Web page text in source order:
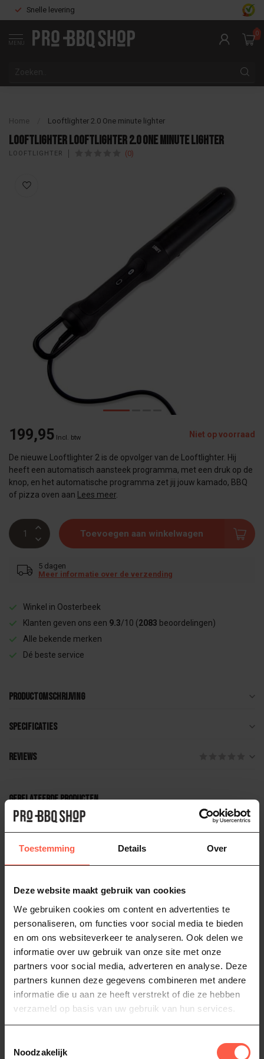
Toestemming Details Over
Deze website maakt gebruik van cookies
We gebruiken cookies om content en advertenties te
personaliseren, om functies voor social media te bieden
en om ons websiteverkeer te analyseren. Ook delen we
informatie over uw gebruik van onze site met onze
partners voor social media, adverteren en analyse. Deze
partners kunnen deze gegevens combineren met andere
informatie die u aan ze heeft verstrekt of die ze hebben
verzameld op basis van uw gebruik van hun services.
Noodzakelijk
Snelle levering
MENU
0
Home Looftlighter 2.0 One minute lighter
Looftlighter Looftlighter 2.0 One minute lighter
LOOFTLIGHTER (0)
199,95 Incl. btw Niet op voorraad
De nieuwe Looftlighter 2 is de opvolger van de Looftlighter. Hij
heeft een automatisch aansteek programma, met een druk op de
knop, en het automatische programma zet jij jouw kamado, BBQ
of pizza oven aan
Lees meer
Toevoegen aan winkelwagen
5 dagen
Meer informatie over de verzending
Winkel in Oosterbeek
Klanten geven ons een 9.3/10 (2083 beoordelingen)
Alle bekende merken
Dé beste service
Productomschrijving
Specificaties
Reviews
Gerelateerde producten
LOOFTLIGHTER
Looftlighter Looft Lighter
Op voorraad
Grill Guru One Minute Lighter
(1)
One minute Lighter(5)
Heb je vragen over dit product?
of
bel